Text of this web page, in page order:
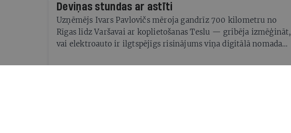
Deviņas stundas ar astīti
Uzņēmējs Ivars Pavlovičs mēroja gandrīz 700 kilometru no
Rīgas līdz Varšavai ar koplietošanas Teslu — gribēja izmēģināt,
vai elektroauto ir ilgtspējīgs risinājums viņa digitālā nomada